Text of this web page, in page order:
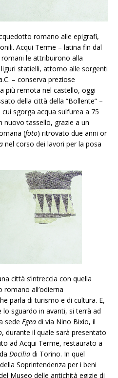
romano alle epigrafi,
Acqui Terme – latina fin dal
romani le attribuirono alla
statielli, attorno alle sorgenti
– conserva preziose
più remota nel castello, oggi
della città della “Bollente” –
sgorga acqua sulfurea a 75
nuovo tassello, grazie a un
(foto) ritrovato due anni or
nel corso dei lavori per la posa
città s’intreccia con quella
romano all’odierna
parla di turismo e di cultura. E,
lo sguardo in avanti, si terrà ad
sede Egea di via Nino Bixio, il
, durante il quale sarà presentato
ad Acqui Terme, restaurato a
Docilia di Torino. In quel
Soprintendenza per i beni
Museo delle antichità egizie di